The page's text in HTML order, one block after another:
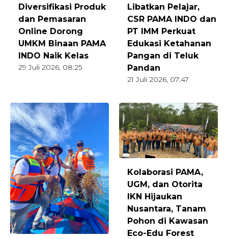
Diversifikasi Produk
dan Pemasaran
Online Dorong
UMKM Binaan PAMA
INDO Naik Kelas
29 Juli 2026, 08:25
Libatkan Pelajar,
CSR PAMA INDO dan
PT IMM Perkuat
Edukasi Ketahanan
Pangan di Teluk
Pandan
21 Juli 2026, 07:47
Kolaborasi PAMA,
UGM, dan Otorita
IKN Hijaukan
Nusantara, Tanam
Pohon di Kawasan
Eco-Edu Forest